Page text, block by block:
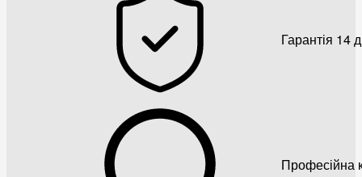
Гарантія 14
Професійна